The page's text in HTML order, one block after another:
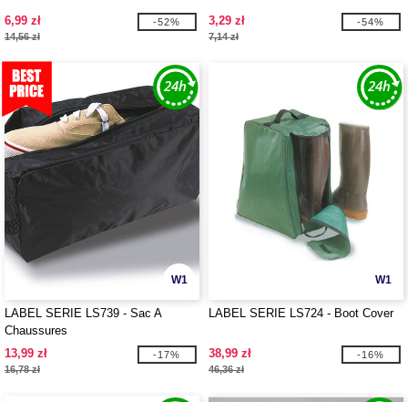
6,99 zł
14,56 zł
-52% 3,29 zł
7,14 zł
-54%
W1
LABEL SERIE LS739 - Sac A
Chaussures
13,99 zł
16,78 zł
-17%
W1
LABEL SERIE LS724 - Boot Cover
38,99 zł
46,36 zł
-16%